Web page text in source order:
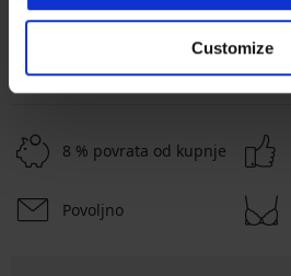
Customize
8 % povrata od kupnje
Povoljno